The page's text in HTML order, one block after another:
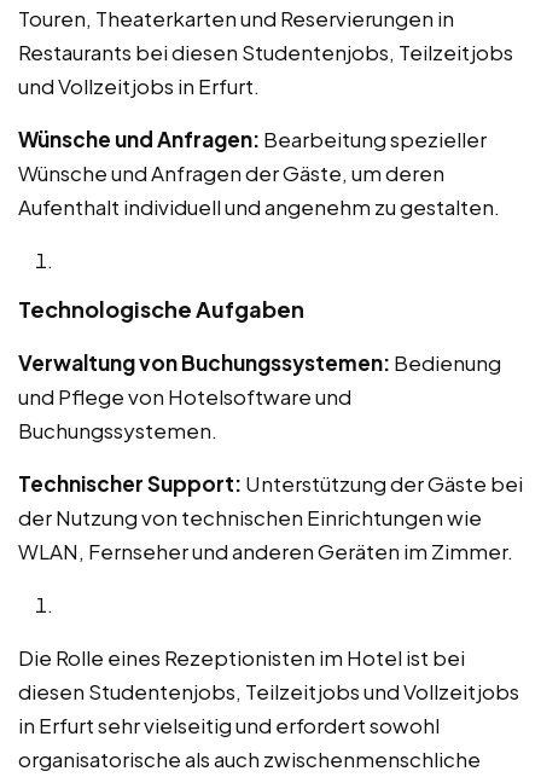
Touren, Theaterkarten und Reservierungen in
Restaurants bei diesen Studentenjobs, Teilzeitjobs
und Vollzeitjobs in Erfurt.
Wünsche und Anfragen: Bearbeitung spezieller
Wünsche und Anfragen der Gäste, um deren
Aufenthalt individuell und angenehm zu gestalten.
Technologische Aufgaben
Verwaltung von Buchungssystemen: Bedienung
und Pflege von Hotelsoftware und
Buchungssystemen.
Technischer Support: Unterstützung der Gäste bei
der Nutzung von technischen Einrichtungen wie
WLAN, Fernseher und anderen Geräten im Zimmer.
Die Rolle eines Rezeptionisten im Hotel ist bei
diesen Studentenjobs, Teilzeitjobs und Vollzeitjobs
in Erfurt sehr vielseitig und erfordert sowohl
organisatorische als auch zwischenmenschliche